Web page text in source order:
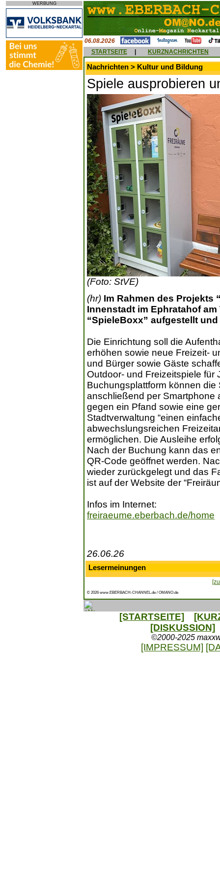
WERBUNG
06.08.2026
STARTSEITE
KURZNACHRICHTEN
Nachrichten > Kultur und Bildung
Spiele ausprobieren
(Foto: StVE)
(hr) Im Rahmen des Projekts
Innenstadt im Ephratahof
“SpieleBoxx” aufgestellt
Die Einrichtung soll die
erhöhen sowie neue Freizeit-
und Bürger sowie Gäste
Outdoor- und Freizeitspiele für
Buchungsplattform können
anschließend per Smartphone
gegen ein Pfand sowie eine
Stadtverwaltung “einen
abwechslungsreichen
ermöglichen. Die Ausleihe
Nach der Buchung kann das
QR-Code geöffnet werden.
wieder zurückgelegt und das
ist auf der Website der
Infos im Internet:
freiraeume.eberbach.de/home
26.06.26
Lesermeinungen
© 2026 www.EBERBACH-CHANNEL.de / OMANO.de
[STARTSEITE]
[DISKUSSION]
©2000-2025
[IMPRESSUM]